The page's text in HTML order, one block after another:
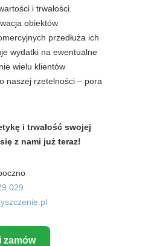
i trwałości.
obiektów
przedłuża ich
wydatki na ewentualne
wielu klientów
naszej rzetelności – pora
i trwałość swojej
z nami już teraz!
029
zamów